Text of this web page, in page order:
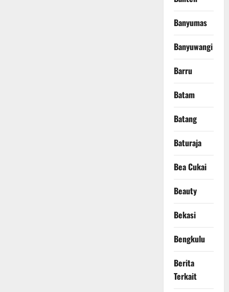
Banyumas
Banyuwangi
Barru
Batam
Batang
Baturaja
Bea Cukai
Beauty
Bekasi
Bengkulu
Berita
Terkait